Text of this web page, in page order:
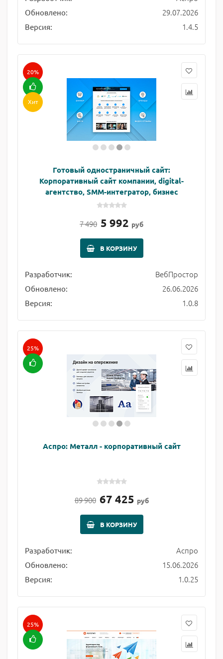
Обновлено: 29.07.2026
Версия: 1.4.5
20%
Хит
Готовый одностраничный сайт:
Корпоративный сайт компании, digital-
агентство, SMM-интегратор, бизнес
7 490 5 992 руб
В КОРЗИНУ
Разработчик: ВебПростор
Обновлено: 26.06.2026
Версия: 1.0.8
25%
Аспро: Металл - корпоративный сайт
89 900 67 425 руб
В КОРЗИНУ
Разработчик: Аспро
Обновлено: 15.06.2026
Версия: 1.0.25
25%